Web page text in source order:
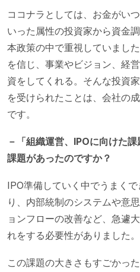
ココナラとしては、お金がい
いった属性の投資家から資金
本政策の中で重視していまし
を信じ、事業やビジョン、経
資をしてくれる。そんな投資
を受けられたことは、会社の
です。
－「組織運営、IPOに向けた
課題があったのですか？
IPO準備していく中でうまく
り、内部統制のシステムや意
ョンフローの改善など、急遽
れをする必要性がありました。
この課題の大きさもすごかっ